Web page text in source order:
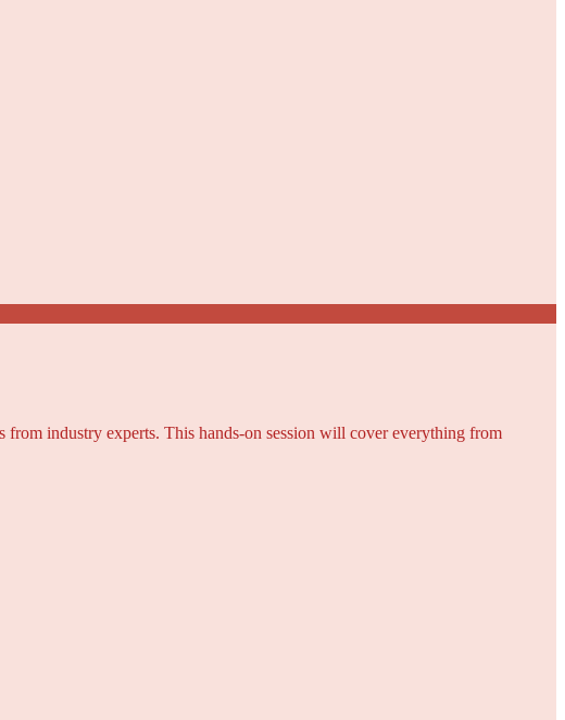
industry experts. This hands-on session will cover everything from